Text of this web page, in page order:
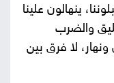
ينهالون علينا
والضرب
لا فرق بين